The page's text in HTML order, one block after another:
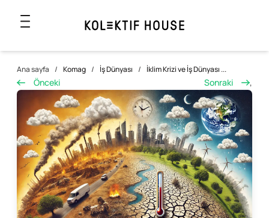
Ana sayfa / Komag / İş Dünyası / İklim Krizi ve İş Dünyası ...
Önceki Sonraki ,